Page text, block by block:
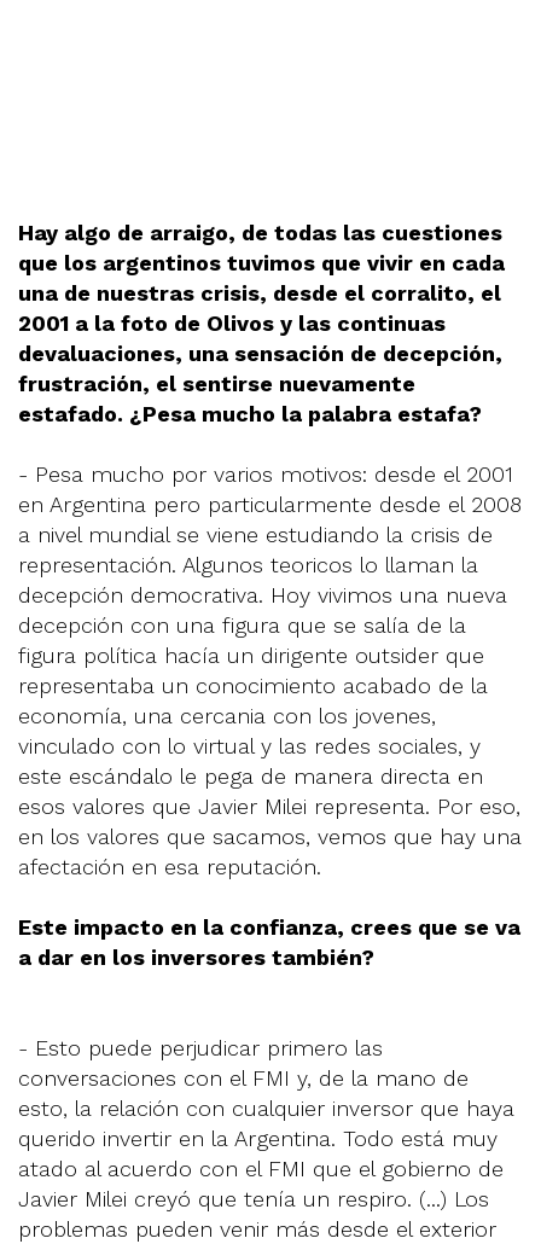
Hay algo de arraigo, de todas las cuestiones
que los argentinos tuvimos que vivir en cada
una de nuestras crisis, desde el corralito, el
2001 a la foto de Olivos y las continuas
devaluaciones, una sensación de decepción,
frustración, el sentirse nuevamente
estafado. ¿Pesa mucho la palabra estafa?
- Pesa mucho por varios motivos: desde el 2001
en Argentina pero particularmente desde el 2008
a nivel mundial se viene estudiando la crisis de
representación. Algunos teoricos lo llaman la
decepción democrativa. Hoy vivimos una nueva
decepción con una figura que se salía de la
figura política hacía un dirigente outsider que
representaba un conocimiento acabado de la
economía, una cercania con los jovenes,
vinculado con lo virtual y las redes sociales, y
este escándalo le pega de manera directa en
esos valores que Javier Milei representa. Por eso,
en los valores que sacamos, vemos que hay una
afectación en esa reputación.
Este impacto en la confianza, crees que se va
a dar en los inversores también?
- Esto puede perjudicar primero las
conversaciones con el FMI y, de la mano de
esto, la relación con cualquier inversor que haya
querido invertir en la Argentina. Todo está muy
atado al acuerdo con el FMI que el gobierno de
Javier Milei creyó que tenía un respiro. (...) Los
problemas pueden venir más desde el exterior